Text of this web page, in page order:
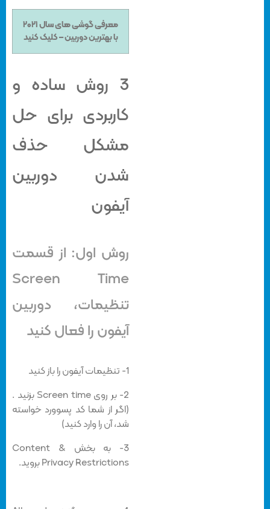
معرفی گوشی های سال ۲۰۲۱
با بهترین دوربین – کلیک کنید
3 روش ساده و
کاربردی برای حل
مشکل حذف
شدن دوربین
آیفون
روش اول: از قسمت
Screen Time
تنظیمات، دوربین
آیفون را فعال کنید
2- بر روی Screen time بزنید .
(اگر از شما کد پسوورد خواسته
شد، آن را وارد کنید)
3- به بخش Content &
Privacy Restrictions بروید.